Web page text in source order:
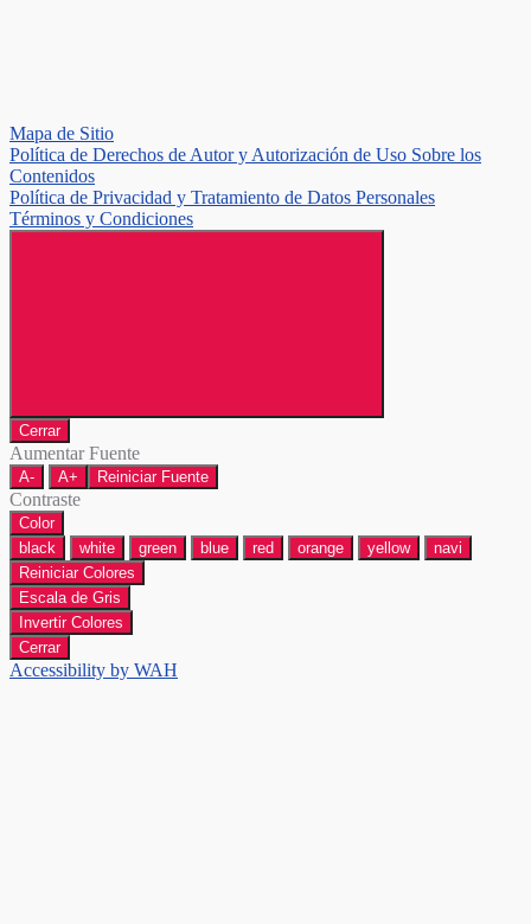
Mapa de Sitio
Política de Derechos de Autor y Autorización de Uso Sobre los
Contenidos
Política de Privacidad y Tratamiento de Datos Personales
Términos y Condiciones
Cerrar
Aumentar Fuente
A- A+ Reiniciar Fuente
Contraste
Color
black
white green blue red orange yellow
navi
Reiniciar Colores
Escala de Gris
Invertir Colores
Cerrar
Accessibility by WAH